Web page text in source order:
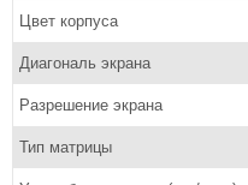
Цвет корпуса
Диагональ экрана
Разрешение экрана
Тип матрицы